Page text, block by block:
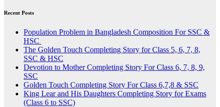
Recent Posts
Population Problem in Bangladesh Composition For SSC &
HSC
The Golden Touch Completing Story for Class 5, 6, 7, 8,
SSC & HSC
Devotion to Mother Completing Story For Class 6, 7, 8, 9,
SSC
Golden Touch Completing Story For Class 6,7,8 & SSC
King Lear and His Daughters Completing Story for Exams
(Class 6 to SSC)